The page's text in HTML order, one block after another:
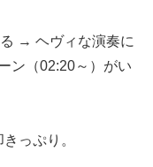
→ ヘヴィな演奏に
ン（02:20～）がい
っぷり。